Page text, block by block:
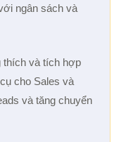
ngân sách và
thích và tích hợp
cho Sales và
và tăng chuyển